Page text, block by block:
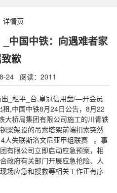
详情页
中国中铁：向遇难者家
歉
24 阅读：2011
_租平_台,皇冠信用盘/—开会员
,中国中铁8月24日公告，8月22
大桥局集团有限公司施工的川青铁
梁架设的吊索塔架前端扣索突然
人失联斯洛文尼亚甲组联赛 。事
有限公司立即启动应急预案，相
政府有关部门开展应急抢险、人
场应急和搜救等相关工作正有序